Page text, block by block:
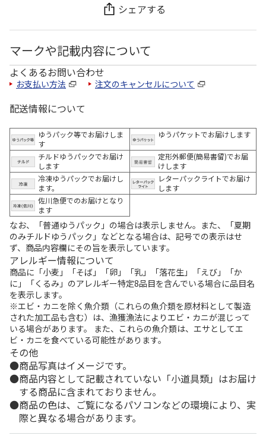
シェアする
マークや記載内容について
よくあるお問い合わせ
お支払い方法 注文のキャンセルについて
配送情報について
ゆうパック等でお届けしま
す
ゆうパケットでお届けします
チルドゆうパックでお届け
します
定形外郵便(簡易書留)でお届
けします
冷凍ゆうパックでお届けし
ます。
レターパックライトでお届け
します
佐川急便でのお届けとなり
ます
なお、「普通ゆうパック」の場合は表示しません。また、「夏期
のみチルドゆうパック」などとなる場合は、記号での表示はせ
ず、商品内容欄にその旨を表示しています。
アレルギー情報について
商品に「小麦」「そば」「卵」「乳」「落花生」「えび」「か
に」「くるみ」のアレルギー特定8品目を含んでいる場合に品目名
を表示します。
※エビ・カニを除く魚介類（これらの魚介類を原材料として製造
された加工品も含む）は、漁獲漁法によりエビ・カニが混じって
いる場合があります。 また、これらの魚介類は、エサとしてエ
ビ・カニを食べている可能性があります。
その他
商品写真はイメージです。
商品内容として記載されていない「小道具類」はお届け
する商品に含まれておりません。
商品の色は、ご覧になるパソコンなどの環境により、実
際と異なる場合があります。